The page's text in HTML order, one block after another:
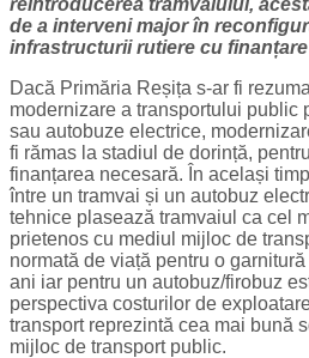
de a interveni major în
infrastructurii rutiere cu
Dacă Primăria Reșița s-ar fi
modernizare a transportului public
sau autobuze electrice,
fi rămas la stadiul de dorință,
finanțarea necesară. În același
între un tramvai și un autobuz
tehnice plasează tramvaiul ca cel
prietenos cu mediul mijloc de
normată de viață pentru o
ani iar pentru un autobuz/firobuz
perspectiva costurilor de
transport reprezintă cea mai bună
mijloc de transport public.